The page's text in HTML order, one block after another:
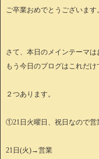
ご卒業おめでとうございます。
さて、本日のメインテーマは
もう今日のブログはこれだけ
２つあります。
①21日火曜日、祝日なので営
21日(火)→営業